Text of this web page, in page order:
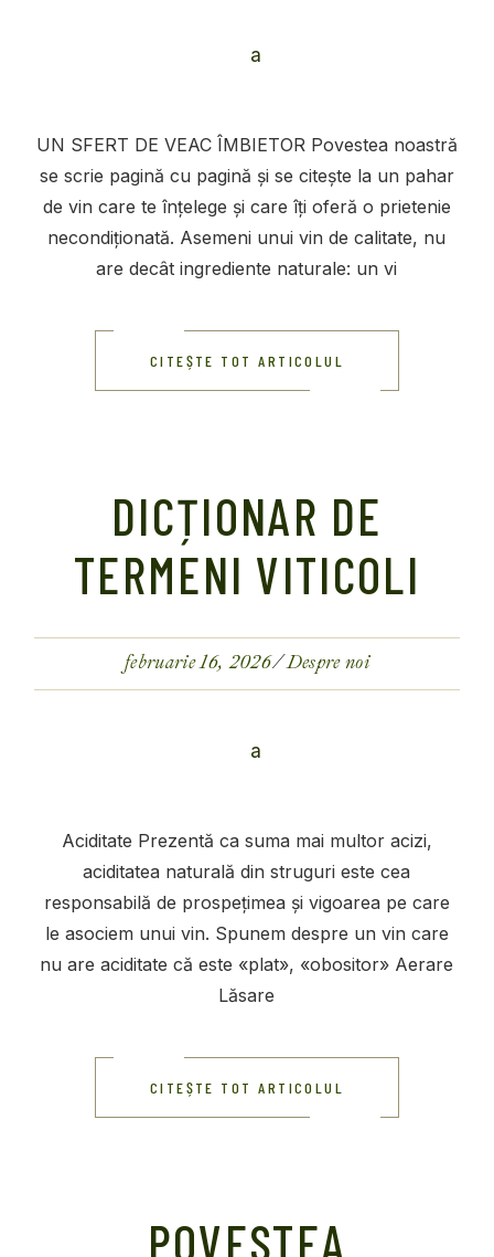
UN SFERT DE VEAC ÎMBIETOR Povestea noastră
se scrie pagină cu pagină și se citește la un pahar
de vin care te înțelege și care îți oferă o prietenie
necondiționată. Asemeni unui vin de calitate, nu
are decât ingrediente naturale: un vi
CITEȘTE TOT ARTICOLUL
DICȚIONAR DE
TERMENI VITICOLI
februarie 16, 2026 Despre noi
Aciditate Prezentă ca suma mai multor acizi,
aciditatea naturală din struguri este cea
responsabilă de prospețimea și vigoarea pe care
le asociem unui vin. Spunem despre un vin care
nu are aciditate că este «plat», «obositor» Aerare
Lăsare
CITEȘTE TOT ARTICOLUL
POVESTEA